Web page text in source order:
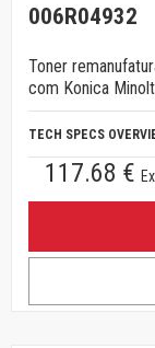
006R04932
Toner
com Konica
TECH SPECS
117.68 €